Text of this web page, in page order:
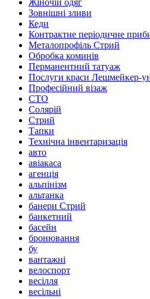
Жіночій одяг
Зовнішні зливи
Кеди
Контрактне періодичне
Металопрофіль Стрий
Обробка коминів
Перманентний татуаж
Послуги краси Лешмейкер-
Професійний візаж
СТО
Солярій
Стрий
Тапки
Технічна інвентаризація
авто
авіакаса
агенція
альпінізм
альтанка
банери Стрий
банкетний
басейн
бронювання
бу
вантажні
велоспорт
весілля
весільні